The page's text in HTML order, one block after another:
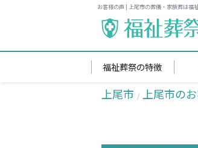
お客様の声 | 上尾市の葬儀・家族葬は福
福祉葬祭の特徴
上尾市 上尾市の